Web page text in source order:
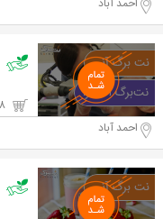
احمد آباد
احمد آباد